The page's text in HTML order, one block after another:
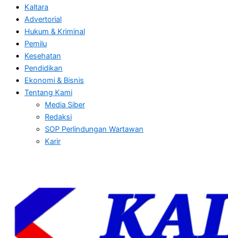
Kaltara
Advertorial
Hukum & Kriminal
Pemilu
Kesehatan
Pendidikan
Ekonomi & Bisnis
Tentang Kami
Media Siber
Redaksi
SOP Perlindungan Wartawan
Karir